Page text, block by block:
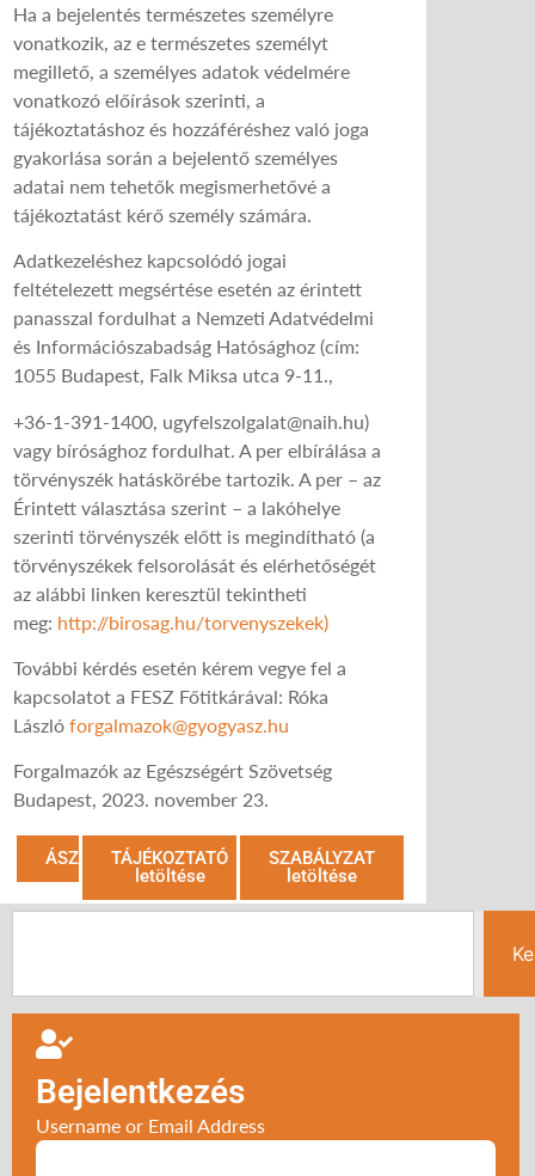
Ha a bejelentés természetes személyre
vonatkozik, az e természetes személyt
megillető, a személyes adatok védelmére
vonatkozó előírások szerinti, a
tájékoztatáshoz és hozzáféréshez való joga
gyakorlása során a bejelentő személyes
adatai nem tehetők megismerhetővé a
tájékoztatást kérő személy számára.
Adatkezeléshez kapcsolódó jogai
feltételezett megsértése esetén az érintett
panasszal fordulhat a Nemzeti Adatvédelmi
és Információszabadság Hatósághoz (cím:
1055 Budapest, Falk Miksa utca 9-11.,
+36-1-391-1400, ugyfelszolgalat@naih.hu)
vagy bírósághoz fordulhat. A per elbírálása a
törvényszék hatáskörébe tartozik. A per – az
Érintett választása szerint – a lakóhelye
szerinti törvényszék előtt is megindítható (a
törvényszékek felsorolását és elérhetőségét
az alábbi linken keresztül tekintheti
meg: http://birosag.hu/torvenyszekek)
További kérdés esetén kérem vegye fel a
kapcsolatot a FESZ Főtitkárával: Róka
László forgalmazok@gyogyasz.hu
Forgalmazók az Egészségért Szövetség
Budapest, 2023. november 23.
ÁSZF
TÁJÉKOZTATÓ
letöltése
SZABÁLYZAT
letöltése
Bejelentkezés
Username or Email Address